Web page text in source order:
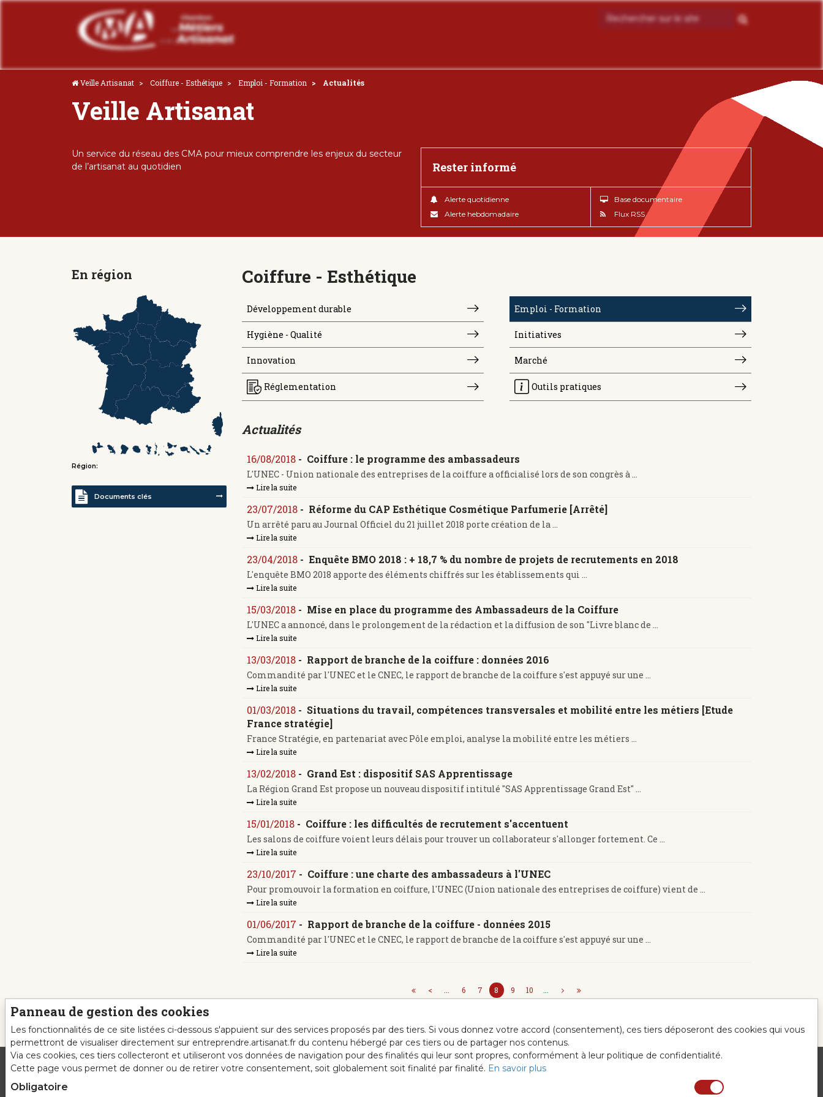
Veille Artisanat Coiffure - Esthétique Emploi - Formation Actualités
Veille Artisanat
Un service du réseau des CMA pour mieux comprendre les enjeux du secteur
de l’artisanat au quotidien
Rester informé
Alerte quotidienne
Alerte hebdomadaire
Base documentaire
Flux RSS
Coiffure - Esthétique
Développement durable Emploi - Formation
Hygiène - Qualité Initiatives
Innovation Marché
Réglementation Outils pratiques
Actualités
16/08/2018- Coiffure : le programme des ambassadeurs
L'UNEC - Union nationale des entreprises de la coiffure a officialisé lors de son congrès à ...
Lire la suite
23/07/2018- Réforme du CAP Esthétique Cosmétique Parfumerie [Arrêté]
Un arrêté paru au Journal Officiel du 21 juillet 2018 porte création de la ...
Lire la suite
23/04/2018- Enquête BMO 2018 : + 18,7 % du nombre de projets de recrutements en 2018
L'enquête BMO 2018 apporte des éléments chiffrés sur les établissements qui ...
Lire la suite
15/03/2018- Mise en place du programme des Ambassadeurs de la Coiffure
L'UNEC a annoncé, dans le prolongement de la rédaction et la diffusion de son "Livre blanc de ...
Lire la suite
13/03/2018- Rapport de branche de la coiffure : données 2016
Commandité par l'UNEC et le CNEC, le rapport de branche de la coiffure s'est appuyé sur une ...
Lire la suite
01/03/2018- Situations du travail, compétences transversales et mobilité entre les métiers [Etude
France stratégie]
France Stratégie, en partenariat avec Pôle emploi, analyse la mobilité entre les métiers ...
Lire la suite
13/02/2018- Grand Est : dispositif SAS Apprentissage
La Région Grand Est propose un nouveau dispositif intitulé "SAS Apprentissage Grand Est" ...
Lire la suite
15/01/2018- Coiffure : les difficultés de recrutement s'accentuent
Les salons de coiffure voient leurs délais pour trouver un collaborateur s'allonger fortement. Ce ...
Lire la suite
23/10/2017 - Coiffure : une charte des ambassadeurs à l'UNEC
Pour promouvoir la formation en coiffure, l'UNEC (Union nationale des entreprises de coiffure) vient de ...
Lire la suite
01/06/2017 - Rapport de branche de la coiffure - données 2015
Commandité par l'UNEC et le CNEC, le rapport de branche de la coiffure s'est appuyé sur une ...
Lire la suite
< 6 7 8 9 10
En région
Région:
Documents clés
Panneau de gestion des cookies
Les fonctionnalités de ce site listées ci-dessous s'appuient sur des services proposés par des tiers. Si vous donnez votre accord (consentement), ces tiers déposeront des cookies qui vous
permettront de visualiser directement sur entreprendre.artisanat.fr du contenu hébergé par ces tiers ou de partager nos contenus.
Via ces cookies, ces tiers collecteront et utiliseront vos données de navigation pour des finalités qui leur sont propres, conformément à leur politique de confidentialité.
Cette page vous permet de donner ou de retirer votre consentement, soit globalement soit finalité par finalité. En savoir plus
Obligatoire